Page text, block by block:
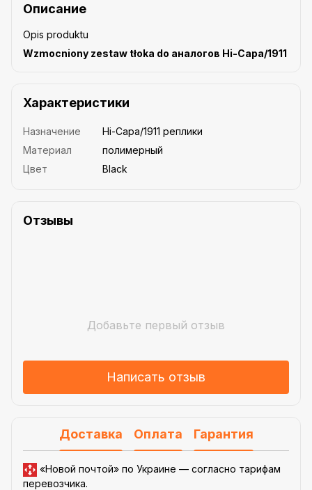
Описание
Opis produktu
Wzmocniony zestaw tłoka do аналогов Hi-Capa/1911
Характеристики
Назначение
Hi-Capa/1911 реплики
Материал
полимерный
Цвет
Black
Отзывы
Добавьте первый отзыв
Написать отзыв
Доставка Оплата Гарантия
«Новой почтой» по Украине — согласно тарифам
перевозчика.